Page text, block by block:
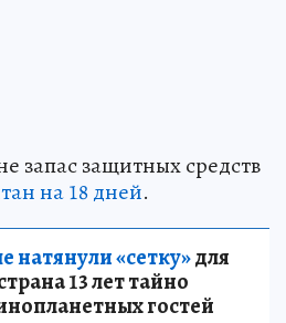
запас защитных средств
на 18 дней.
«сетку»для
13 лет тайно
гостей